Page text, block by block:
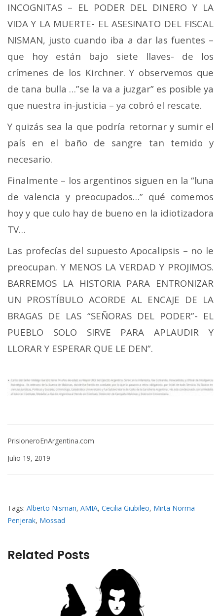
INCOGNITAS – EL PODER DEL DINERO Y LA
VIDA Y LA MUERTE- EL ASESINATO DEL FISCAL
NISMAN, justo cuando iba a dar las fuentes –
que hoy están bajo siete llaves- de los
crímenes de los Kirchner. Y observemos que
de tana bulla …”se la va a juzgar” es posible ya
que nuestra in-justicia – ya cobró el rescate.
Y quizás sea la que podría retornar y sumir el
país en el baño de sangre tan temido y
necesario.
Finalmente – los argentinos siguen en la “luna
de valencia y preocupados…” qué comemos
hoy y que culo hay de bueno en la idiotizadora
TV…
Las profecías del supuesto Apocalipsis – no le
preocupan. Y MENOS LA VERDAD Y PROJIMOS.
BARREMOS LA HISTORIA PARA ENTRONIZAR
UN PROSTÍBULO ACORDE AL ENCAJE DE LA
BRAGAS DE LAS “SEÑORAS DEL PODER”- EL
PUEBLO SOLO SIRVE PARA APLAUDIR Y
LLORAR Y ESPERAR QUE LE DEN”.
PrisioneroEnArgentina.com
Julio 19, 2019
Tags: Alberto Nisman, AMIA, Cecilia Giubileo, Mirta Norma
Penjerak, Mossad
Related Posts